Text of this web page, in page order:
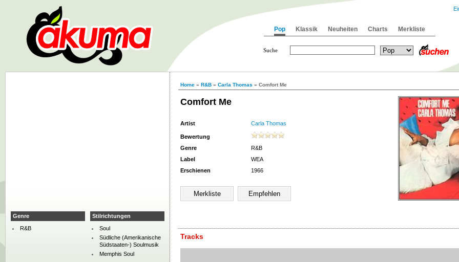
Home » R&B » Carla Thomas » Comfort Me
Comfort Me
Artist Carla Thomas
Bewertung
Genre
R&B
Label
WEA
Erschienen
1966
Tracks
Genre
R&B
Stilrichtungen
Soul
Südliche (Amerikanische
Südstaaten-) Soulmusik
Memphis Soul
Pop Klassik Neuheiten Charts Merkliste
Suche